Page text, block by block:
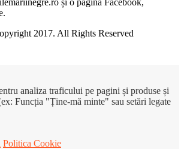
2017. All Rights Reserved
analiza traficului pe pagini și produse și
Funcția "Ține-mă minte" sau setări legate
Politica Cookie